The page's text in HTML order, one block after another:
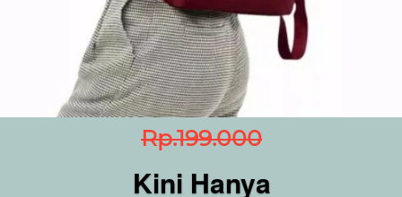
Rp.199.000
Kini Hanya